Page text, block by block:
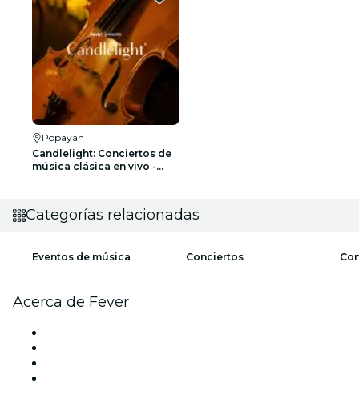
Popayán
Candlelight: Conciertos de
música clásica en vivo -
Categorías relacionadas
Eventos de música Conciertos
Acerca de Fever